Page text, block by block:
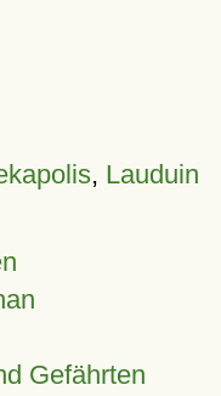
, Lauduin
Gefährten